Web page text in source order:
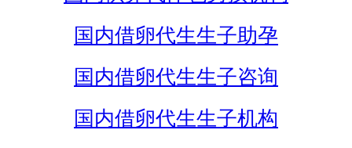
国内借卵代生生子助孕
国内借卵代生生子咨询
国内借卵代生生子机构